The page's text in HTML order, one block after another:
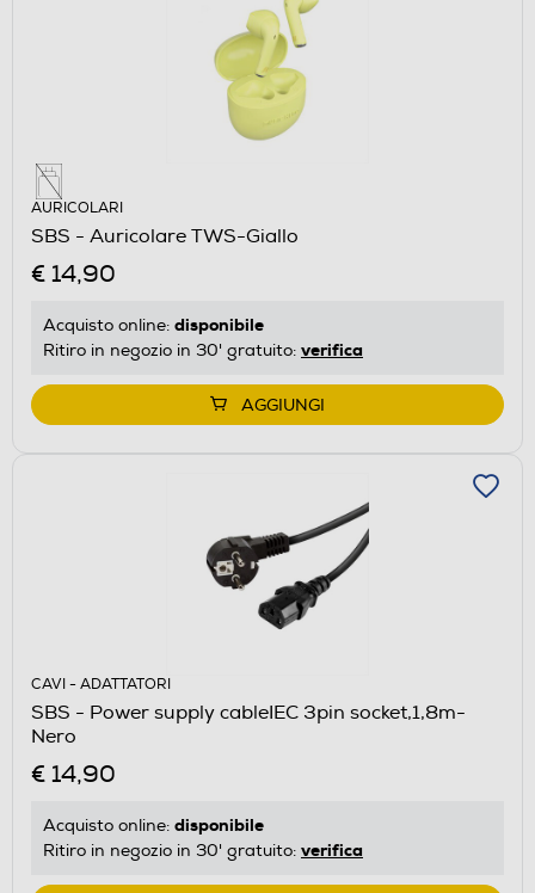
AURICOLARI
SBS - Auricolare TWS-Giallo
€ 14,90
Acquisto online: disponibile
Ritiro in negozio in 30' gratuito: verifica
AGGIUNGI
CAVI - ADATTATORI
SBS - Power supply cableIEC 3pin socket,1,8m-
Nero
€ 14,90
Acquisto online: disponibile
Ritiro in negozio in 30' gratuito: verifica